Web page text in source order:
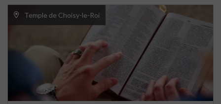
Temple de Choisy-le-Roi